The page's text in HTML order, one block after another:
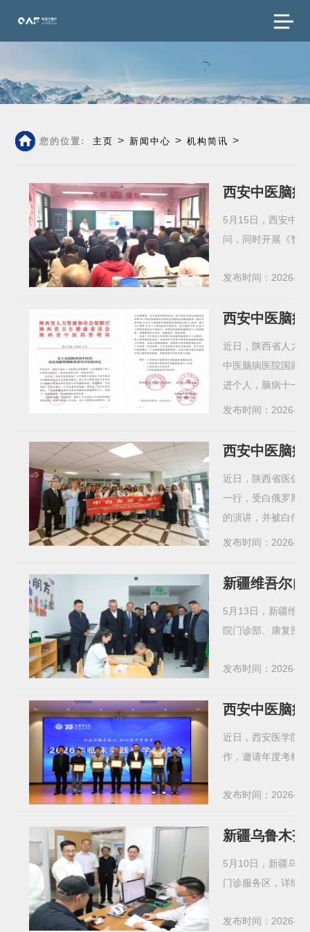
您的位置: 主页 > 新闻中心 >机构简讯 >
西安中医脑
5月15日，西安中
问，同时开展《智
发布时间：2026-
西安中医脑
近日，陕西省人力
中医脑病医院国家
进个人，脑病十一
发布时间：2026-
西安中医脑
近日，陕西省医促
一行，受白俄罗斯
的演讲，并被白俄
发布时间：2026-
新疆维吾尔
5月13日，新疆维
院门诊部、康复部
发布时间：2026-
西安中医脑
近日，西安医学院
作，邀请年度考核
发布时间：2026-
新疆乌鲁木
5月10日，新疆乌
门诊服务区，详细
发布时间：2026-